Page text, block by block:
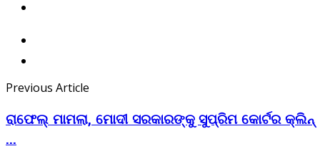
Previous Article
ରାଫେଲ୍ ମାମଲା, ମୋଦୀ ସରକାରଙ୍କୁ ସୁପ୍ରିମ କୋର୍ଟର କ୍ଲିନ୍
...